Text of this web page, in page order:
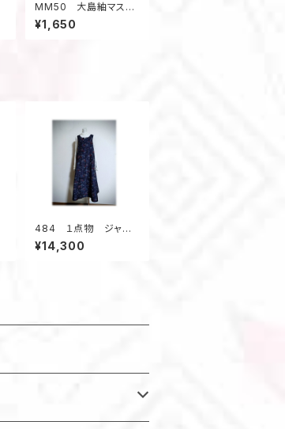
MM50 大島紬マスク
（Mサイズ・青系・幾何学
柄）
¥1,650
484 １点物 ジャン
パースカート テントラ
インワンピース 大島
¥14,300